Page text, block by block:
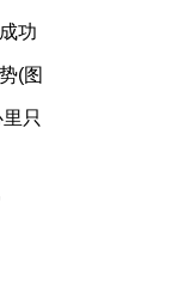
功
(图
只